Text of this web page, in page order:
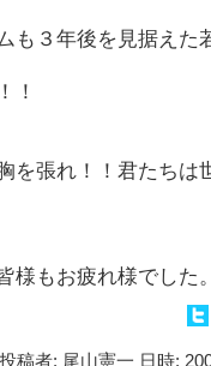
も３年後を見据えた
！
を張れ！！君たちは
様もお疲れ様でした
投稿者: 尾山憲一 日時: